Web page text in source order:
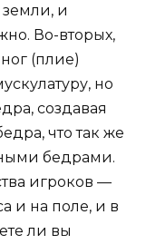
и
Во-вторых,
(плие)
но
создавая
что так же
бедрами.
игроков —
и на поле, и в
ли вы